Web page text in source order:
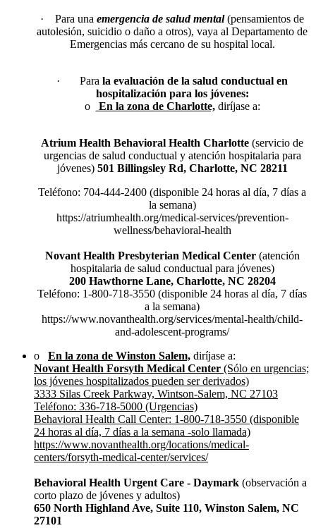
· Para una emergencia de salud mental(pensamientos de
autolesión, suicidio o daño a otros), vaya al Departamento de
Emergencias más cercano de su hospital local.
· Para la evaluación de la salud conductual en
hospitalización para los jóvenes:
o
En la zona de Charlotte,diríjase a:
Atrium Health Behavioral Health Charlotte (servicio de
urgencias de salud conductual y atención hospitalaria para
jóvenes) 501 Billingsley Rd, Charlotte, NC 28211
Teléfono: 704-444-2400 (disponible 24 horas al día, 7 días a
la semana)
https://atriumhealth.org/medical-services/prevention-
wellness/behavioral-health
Novant Health Presbyterian Medical Center(atención
hospitalaria de salud conductual para jóvenes)
200 Hawthorne Lane, Charlotte, NC 28204
Teléfono: 1-800-718-3550 (disponible 24 horas al día, 7 días
a la semana)
https://www.novanthealth.org/services/mental-health/child-
and-adolescent-programs/
o En la zona de Winston Salem, diríjase a:
Novant Health Forsyth Medical Center (Sólo en urgencias;
los jóvenes hospitalizados pueden ser derivados)
3333 Silas Creek Parkway, Wintson-Salem, NC 27103
Teléfono: 336-718-5000 (Urgencias)
Behavioral Health Call Center: 1-800-718-3550 (disponible
24 horas al día, 7 días a la semana -solo llamada)
https://www.novanthealth.org/locations/medical-
centers/forsyth-medical-center/services/
Behavioral Health Urgent Care - Daymark (observación a
corto plazo de jóvenes y adultos)
650 North Highland Ave, Suite 110, Winston Salem, NC
27101